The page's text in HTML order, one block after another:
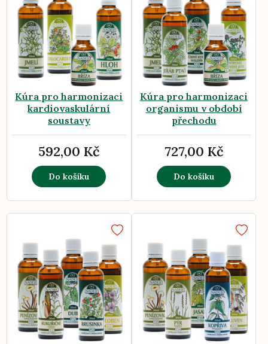
Kúra pro harmonizaci
kardiovaskulární
soustavy
592,00 Kč
Do košíku
Kúra pro harmonizaci
organismu v období
přechodu
727,00 Kč
Do košíku